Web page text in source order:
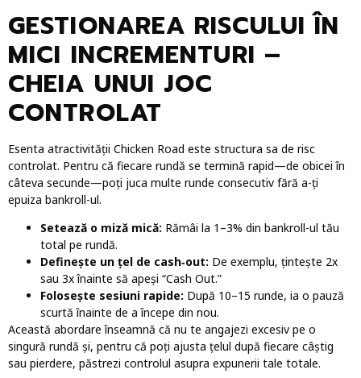
GESTIONAREA RISCULUI ÎN
MICI INCREMENTURI –
CHEIA UNUI JOC
CONTROLAT
Esenta atractivității Chicken Road este structura sa de risc
controlat. Pentru că fiecare rundă se termină rapid—de obicei în
câteva secunde—poți juca multe runde consecutiv fără a-ți
epuiza bankroll-ul.
Setează o miză mică: Rămâi la 1–3% din bankroll-ul tău
total pe rundă.
Definește un țel de cash‑out: De exemplu, țintește 2x
sau 3x înainte să apeși “Cash Out.”
Folosește sesiuni rapide: După 10–15 runde, ia o pauză
scurtă înainte de a începe din nou.
Această abordare înseamnă că nu te angajezi excesiv pe o
singură rundă și, pentru că poți ajusta țelul după fiecare câștig
sau pierdere, păstrezi controlul asupra expunerii tale totale.